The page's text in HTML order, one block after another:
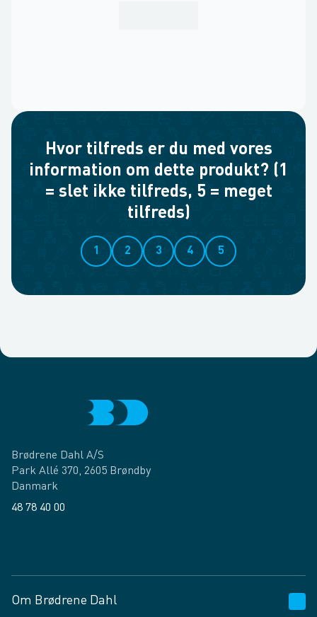
Hvor tilfreds er du med vores
information om dette produkt? (1
= slet ikke tilfreds, 5 = meget
tilfreds)
1 2 3 4 5
Brødrene Dahl A/S
Park Allé 370, 2605 Brøndby
Danmark
48 78 40 00
Om Brødrene Dahl